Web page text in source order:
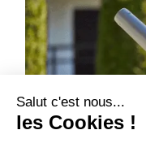
Salut c'est nous...
les Cookies !